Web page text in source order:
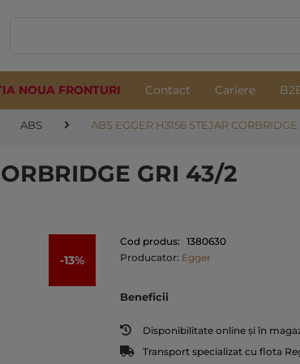
NOUA FRONTURI Contact Cariere
ABS ABS EGGER H3156 STEJAR
-13%
GRI 43/2
Cod produs: 1380630
Producator: Egger
Beneficii
Disponibilitate online și în
Transport specializat cu flota